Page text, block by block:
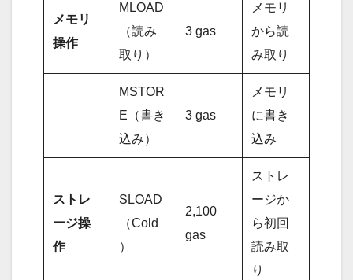
メモリ
操作
MLOAD
（読み
取り）
3 gas
メモリ
から読
み取り
MSTOR
E（書き
込み）
3 gas
メモリ
に書き
込み
ストレ
ージ操
作
SLOAD
（Cold
）
2,100
gas
ストレ
ージか
ら初回
読み取
り